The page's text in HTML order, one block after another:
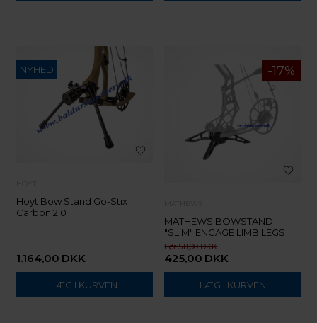
NYHED
Hoyt Bow Stand Go-Stix
Carbon 2.0
1.164,00 DKK
MATHEWS BOWSTAND
"SLIM" ENGAGE LIMB LEGS
511,00
425,00 DKK